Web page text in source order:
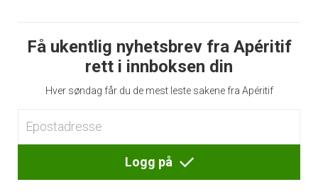
Få ukentlig nyhetsbrev fra Apéritif
rett i innboksen din
Hver søndag får du de mest leste sakene fra Apéritif
Logg på